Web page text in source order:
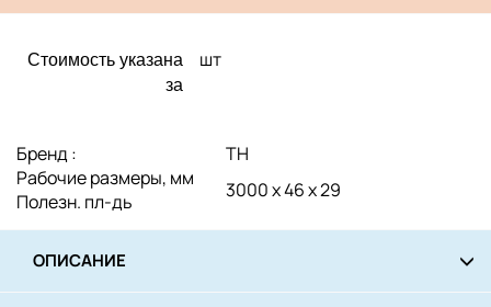
Стоимость указана
за
шт
Бренд :
ТН
Рабочие размеры, мм
Полезн. пл-дь
3000 х 46 х 29
ОПИСАНИЕ